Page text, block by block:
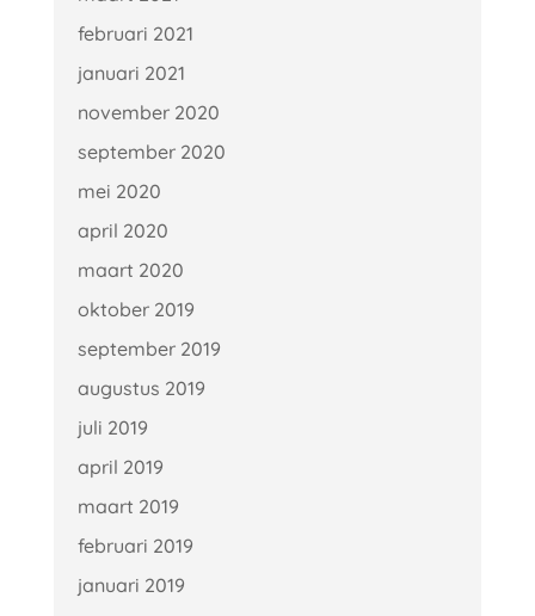
februari 2021
januari 2021
november 2020
september 2020
mei 2020
april 2020
maart 2020
oktober 2019
september 2019
augustus 2019
juli 2019
april 2019
maart 2019
februari 2019
januari 2019